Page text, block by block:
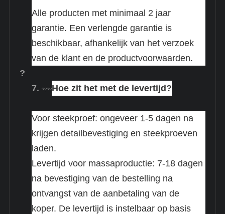
Alle producten met minimaal 2 jaar
garantie. Een verlengde garantie is
beschikbaar, afhankelijk van het verzoek
van de klant en de productvoorwaarden.
?
7. ????Hoe zit het met de levertijd?
Voor steekproef: ongeveer 1-5 dagen na
krijgen detailbevestiging en steekproeven
laden.
Levertijd voor massaproductie: 7-18 dagen
na bevestiging van de bestelling na
ontvangst van de aanbetaling van de
koper. De levertijd is instelbaar op basis